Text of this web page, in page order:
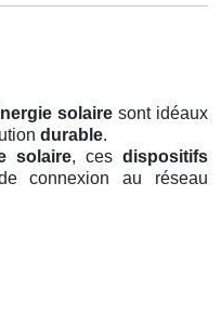
solaire sont idéaux
durable.
solaire, cesdispositifs
connexion au réseau